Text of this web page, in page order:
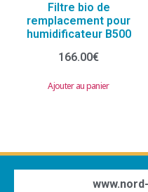
Filtre bio de
remplacement pour
humidificateur B500
166.00€
Ajouter au panier